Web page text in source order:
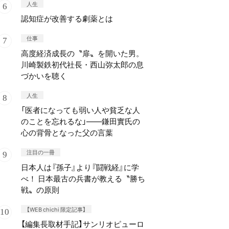
人生
認知症が改善する劇薬とは
仕事
高度経済成長の〝扉〟を開いた男。
川崎製鉄初代社長・西山弥太郎の息
づかいを聴く
人生
「医者になっても弱い人や貧乏な人
のことを忘れるな」——鎌田實氏の
心の背骨となった父の言葉
注目の一冊
日本人は『孫子』より『闘戦経』に学
べ！ 日本最古の兵書が教える〝勝ち
戦〟の原則
【WEB chichi 限定記事】
【編集長取材手記】サンリオピューロ